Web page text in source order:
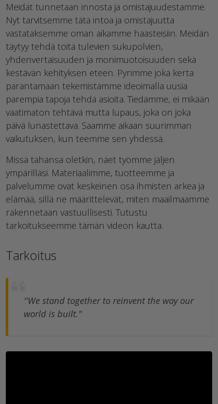
Meidät tunnetaan innosta ja omistajuudestamme.
Nyt tarvitsemme tätä intoa ja omistajuutta
vastataksemme oman aikamme haasteisiin. Meidän
täytyy tehdä töitä tulevien sukupolvien,
yhdenvertaisuuden ja monimuotoisuuden sekä
kestävän kehityksen eteen. Pyrimme joka kerta
parantamaan tekemistämme ideoimalla uusia
parempia tapoja tehdä asioita. Tiedämme, ei mikään
vaatimaton tehtävä mutta lupaus, joka on joka
päivä lunastettava. Saamme aikaan suurimman
vaikutuksen, kun teemme sen yhdessä.
Missä tahansa oletkin, näet työmme jäljen
ympärilläsi. Materiaalimme, tuotteemme ja
palvelumme ovat keskeinen osa ihmisten arkea ja
elämää, sillä ne määrittelevät, miten maailmaamme
rakennetaan vastuullisesti. Tutustu
tarkoitukseemme tämän videon kautta.
Tarkoitus
''We stand together to reinvent the way our
world is built."